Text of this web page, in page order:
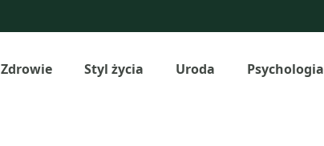
Zdrowie Styl życia Uroda Psychologia